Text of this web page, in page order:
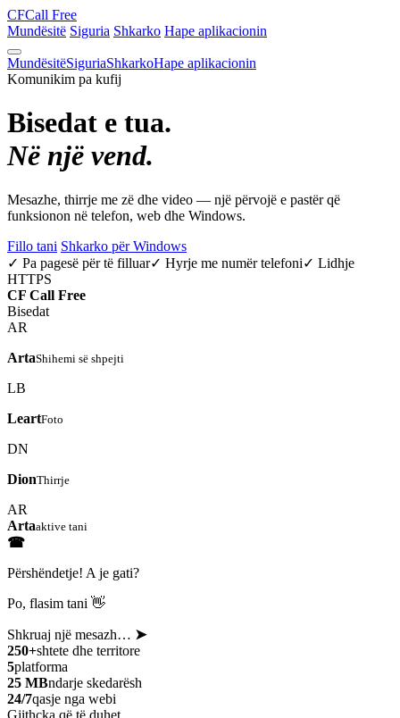
CFCall Free
Mundësitë Siguria Shkarko Hape aplikacionin
MundësitëSiguriaShkarkoHape aplikacionin
Komunikim pa kufij
Bisedat e tua.
Në një vend.
Mesazhe, thirrje me zë dhe video — një përvojë e pastër që
funksionon në telefon, web dhe Windows.
Fillo tani Shkarko për Windows
✓ Pa pagesë për të filluar✓ Hyrje me numër telefoni✓ Lidhje
HTTPS
CF Call Free
Bisedat
AR
ArtaShihemi së shpejti
LB
LeartFoto
DN
DionThirrje
AR
Artaaktive tani
☎
Përshëndetje! A je gati?
Po, flasim tani 👋
Shkruaj një mesazh… ➤
250+shtete dhe territore
5platforma
25 MBndarje skedarësh
24/7qasje nga webi
Gjithçka që të duhet